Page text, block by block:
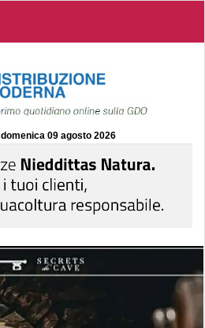
domenica 09 agosto 2026